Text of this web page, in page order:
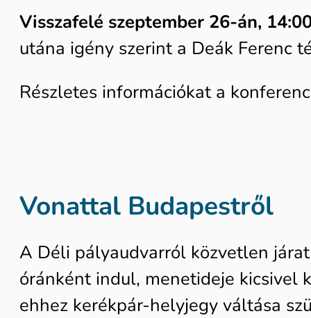
Visszafelé szeptember 26-án,
utána igény szerint a Deák Ferenc
Részletes információkat a
Vonattal Budapestről
A Déli pályaudvarról közvetlen
óránként indul, menetideje kicsivel
ehhez kerékpár-helyjegy váltása